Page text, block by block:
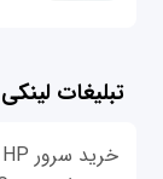
تبلیغات لینکی
خرید سرور HP